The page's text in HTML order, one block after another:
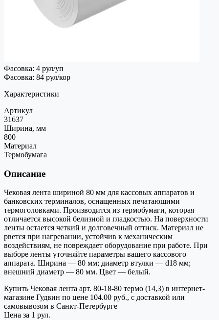
Фасовка: 4 рул/уп
Фасовка: 84 рул/кор
Характеристики
Артикул
31637
Ширина, мм
800
Материал
Термобумага
Описание
Чековая лента шириной 80 мм для кассовых аппаратов и
банковских терминалов, оснащенных печатающими
термоголовками. Производится из термобумаги, которая
отличается высокой белизной и гладкостью. На поверхности
ленты остается четкий и долговечный оттиск. Материал не
рвется при нагревании, устойчив к механическим
воздействиям, не повреждает оборудование при работе. При
выборе ленты уточняйте параметры вашего кассового
аппарата. Ширина — 80 мм; диаметр втулки — d18 мм;
внешний диаметр — 80 мм. Цвет — белый.
Купить Чековая лента арт. 80-18-80 термо (14,3) в интернет-
магазине Гудвин по цене 104.00 руб., с доставкой или
самовывозом в Санкт-Петербурге
Цена за 1 рул.